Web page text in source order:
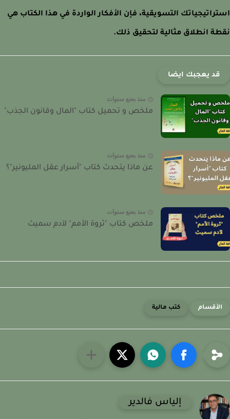
التسويقية، فإن الأفكار الواردة في هذا الكتاب هي
انطلاق مثالية لتحقيق ذلك.
قد يعجبك ايضا
منذ بضع سنوات
ملخص و تحميل كتاب "المال وقانون الجذب"
منذ بضع سنوات
عن ماذا يتحدث كتاب "أسرار عقل المليونير"؟
منذ بضع سنوات
ملخص كتاب "ثروة الأمم" لآدم سميث
كتب مالية
إلياس فالدير